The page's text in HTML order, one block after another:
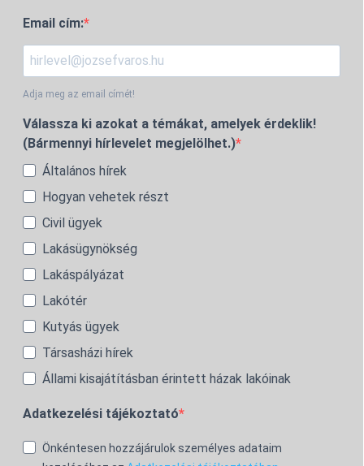
Email cím:
Adja meg az email címét!
Válassza ki azokat a témákat, amelyek érdeklik!
(Bármennyi hírlevelet megjelölhet.)
Általános hírek
Hogyan vehetek részt
Civil ügyek
Lakásügynökség
Lakáspályázat
Lakótér
Kutyás ügyek
Társasházi hírek
Állami kisajátításban érintett házak lakóinak
Adatkezelési tájékoztató
Önkéntesen hozzájárulok személyes adataim